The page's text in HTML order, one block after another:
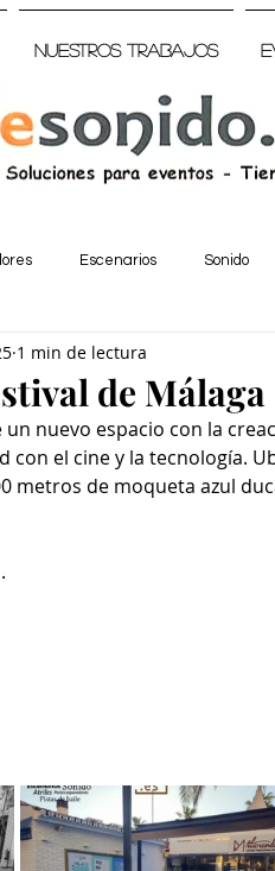
Nuestros trabajos
Escenarios Sonido
de Málaga
1 min de lectura
un nuevo espacio con la
con el cine y la tecnología.
metros de moqueta azul